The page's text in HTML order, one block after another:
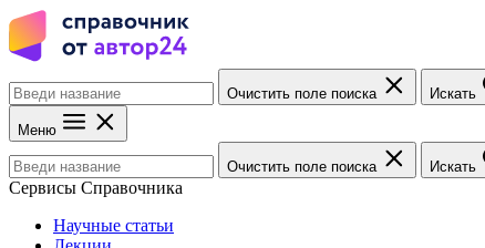
Очистить поле поиска Искать
Меню
Очистить поле поиска Искать
Сервисы Справочника
Научные статьи